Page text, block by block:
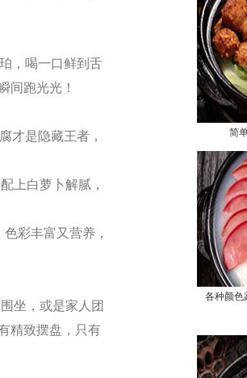
，喝一口鲜到舌
间跑光光！
才是隐藏王者，
上白萝卜解腻，
彩丰富又营养，
坐，或是家人团
精致摆盘，只有
简
各种颜色